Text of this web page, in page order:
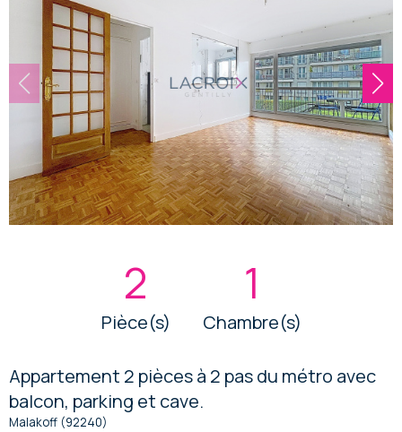
2
Pièce(s)
1
Chambre(s)
Appartement 2 pièces à 2 pas du métro avec
balcon, parking et cave.
Malakoff (92240)